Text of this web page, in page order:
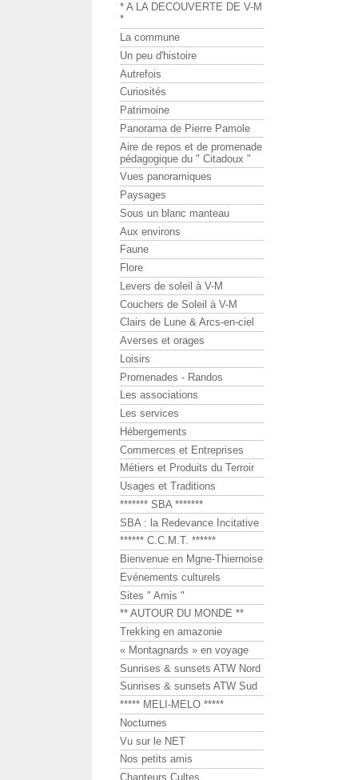
* A LA DECOUVERTE DE V-M
*
La commune
Un peu d'histoire
Autrefois
Curiosités
Patrimoine
Panorama de Pierre Pamole
Aire de repos et de promenade
pédagogique du " Citadoux "
Vues panoramiques
Paysages
Sous un blanc manteau
Aux environs
Faune
Flore
Levers de soleil à V-M
Couchers de Soleil à V-M
Clairs de Lune & Arcs-en-ciel
Averses et orages
Loisirs
Promenades - Randos
Les associations
Les services
Hébergements
Commerces et Entreprises
Métiers et Produits du Terroir
Usages et Traditions
******* SBA *******
SBA : la Redevance Incitative
****** C.C.M.T. ******
Bienvenue en Mgne-Thiernoise
Evénements culturels
Sites " Amis "
** AUTOUR DU MONDE **
Trekking en amazonie
« Montagnards » en voyage
Sunrises & sunsets ATW Nord
Sunrises & sunsets ATW Sud
***** MELI-MELO *****
Nocturnes
Vu sur le NET
Nos petits amis
Chanteurs Cultes